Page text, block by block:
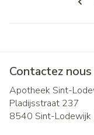
Contactez nous
Apotheek Sint-
Pladijsstraat 237
8540 Sint-Lodewijk